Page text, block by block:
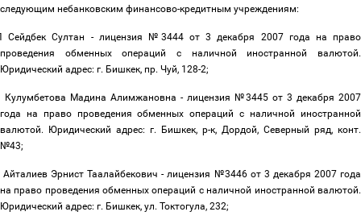
следующим небанковским финансово-кредитным учреждениям:
Сейдбек Султан - лицензия №3444 от 3 декабря 2007 года на право
проведения обменных операций с наличной иностранной валютой.
Юридический адрес: г. Бишкек, пр. Чуй, 128-2;
Кулумбетова Мадина Алимжановна - лицензия №3445 от 3 декабря 2007
года на право проведения обменных операций с наличной иностранной
валютой. Юридический адрес: г. Бишкек, р-к, Дордой, Северный ряд, конт.
№43;
Эрнист Таалайбекович - лицензия №3446 от 3 декабря 2007 года
на право проведения обменных операций с наличной иностранной валютой.
Юридический адрес: г. Бишкек, ул. Токтогула, 232;